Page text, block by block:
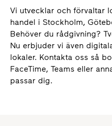
Vi utvecklar och förvaltar
handel i Stockholm,
Behöver du rådgivning?
Nu erbjuder vi även
lokaler. Kontakta oss så
FaceTime, Teams eller
passar dig.